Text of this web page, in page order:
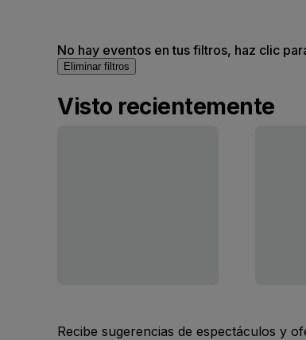
No hay eventos en tus filtros, haz clic
Eliminar filtros
Visto recientemente
Recibe sugerencias de espectáculos y